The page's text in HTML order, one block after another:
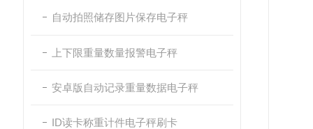
自动拍照储存图片保存电子秤
上下限重量数量报警电子秤
安卓版自动记录重量数据电子秤
ID读卡称重计件电子秤刷卡